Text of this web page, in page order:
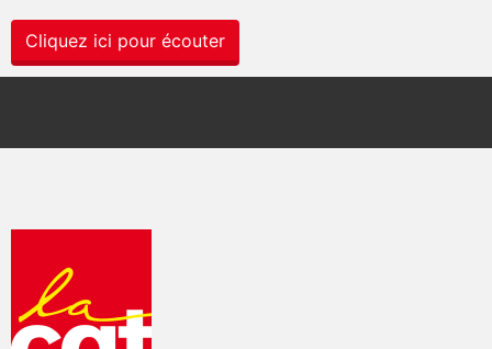
Cliquez ici pour écouter